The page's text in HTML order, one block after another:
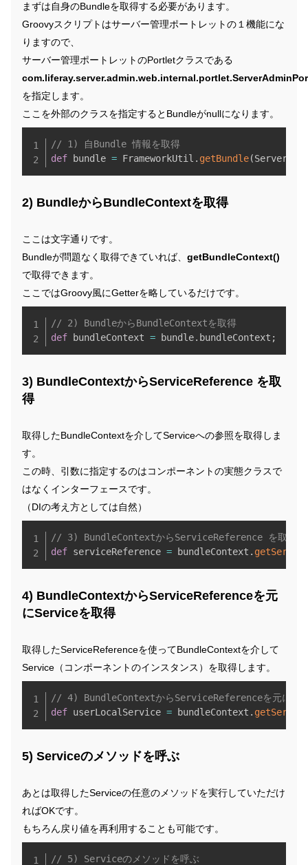
まずは自身のBundleを取得する必要があります。
Groovyスクリプトはサーバー管理ポートレットの１機能にな
りますので、
サーバー管理ポートレットのPortletクラスである
を指定します。
ここを外部のクラスを指定するとBundleがnullになります。
// 1) 自Bundle 情報を取得
def bundle = FrameworkUtil . getBundle(
2) BundleからBundleContextを取得
ここは文字通りです。
Bundleが問題なく取得できていれば、 getBundleContext()
で取得できます。
ここではGroovy風にGetterを略しているだけです。
// 2) BundleからBundleContextを取得
def bundleContext = bundle. bundleContext ;
3) BundleContextからServiceReference を取
得
取得したBundleContextを介してServiceへの参照を取得しま
す。
この時、引数に指定するのはコンポーネントの実態クラスで
はなくインターフェースです。
（DIの考え方としては自然）
// 3) BundleContextからServiceReference を取得
def serviceReference = bundleContext .
4) BundleContextからServiceReferenceを元
にServiceを取得
取得したServiceReferenceを使ってBundleContextを介して
Service（コンポーネントのインスタンス）を取得します。
// 4) BundleContextからServiceReferenceを元に
def userLocalService = bundleContext .
5) Serviceのメソッドを呼ぶ
あとは取得したServiceの任意のメソッドを実行していただけ
ればOKです。
もちろん戻り値を再利用することも可能です。
// 5) Serviceのメソッドを呼ぶ